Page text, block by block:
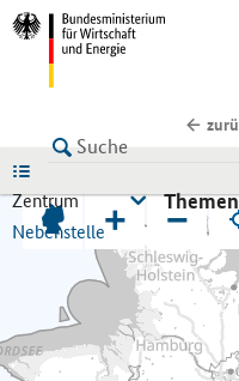
Zentrum
Nebenstelle
Themen
+ −